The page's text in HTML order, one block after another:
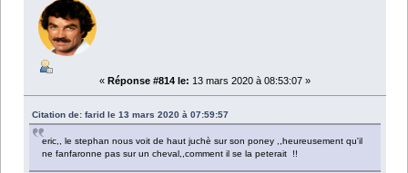
« Réponse #814 le: 13 mars 2020 à 08:53:07 »
Citation de: farid le 13 mars 2020 à 07:59:57
eric,, le stephan nous voit de haut juchè sur son poney ,,heureusement qu'il
ne fanfaronne pas sur un cheval,,comment il se la peterait !!